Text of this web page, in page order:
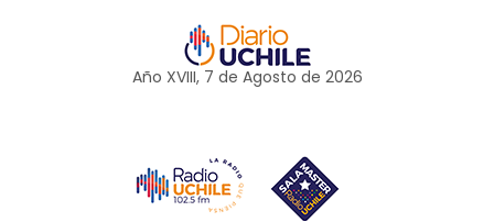
Año XVIII, 7 de Agosto de 2026